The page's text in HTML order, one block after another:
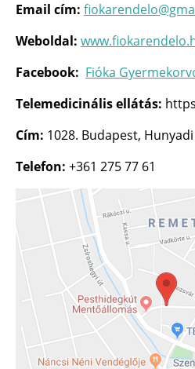
Email cím:
Weboldal: www.
Facebook: Fióka
Telemedicinális ellátás:
Cím: 1028. Budapest,
Telefon: +361 275 77 61